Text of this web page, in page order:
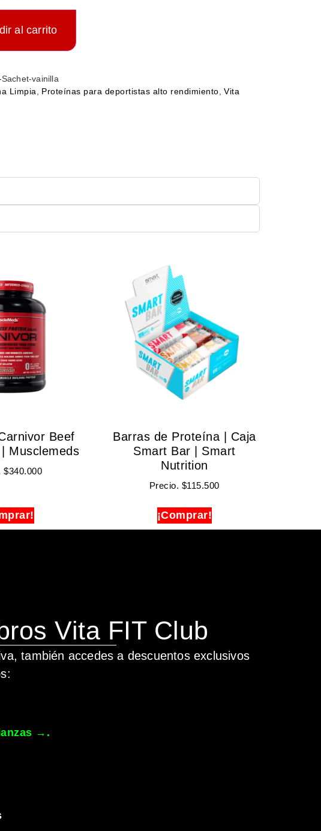
al carrito
vainilla
Limpia, Proteínas para deportistas alto rendimiento,Vita
Beef
Musclemeds
$340.000
Barras de Proteína | Caja
Smart Bar | Smart
Nutrition
Precio. $115.500
¡Comprar!
Vita FIT Club
también accedes a descuentos exclusivos
→.